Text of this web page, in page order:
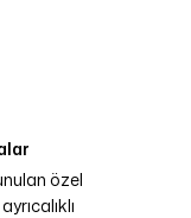
özel